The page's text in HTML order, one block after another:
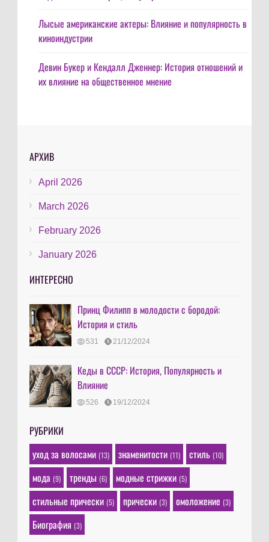
Лысые американские актеры: Влияние и популярность в
киноиндустрии
Девин Букер и Кендалл Дженнер: История отношений и
их влияние на общественное мнение
АРХИВ
April 2026
March 2026
February 2026
January 2026
ИНТЕРЕСНО
Принц Филипп в молодости с бородой:
История и стиль
531 21/12/2024
Кеды в СССР: История, Популярность и
Влияние
526 19/12/2024
РУБРИКИ
уход за волосами (13) знаменитости (11) стиль (10)
мода (9) тренды (6) модные стрижки (5)
стильные прически (5) прически (3) омоложение (3)
Биография (3)